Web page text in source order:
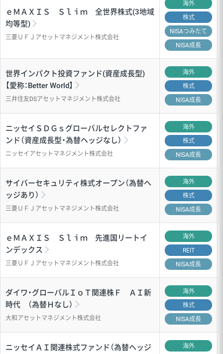
ｅＭＡＸＩＳ Ｓｌｉｍ 全世界株式(3地域
均等型)
三菱ＵＦＪアセットマネジメント株式会社
海外
株式
NISAつみたて
NISA成長
世界インパクト投資ファンド(資産成長型)
【愛称：Better World】
三井住友DSアセットマネジメント株式会社
海外
株式
NISA成長
ニッセイＳＤＧｓグローバルセレクトファ
ンド（資産成長型・為替ヘッジなし）
ニッセイアセットマネジメント株式会社
海外
株式
NISA成長
サイバーセキュリティ株式オープン（為替ヘ
ッジあり）
三菱ＵＦＪアセットマネジメント株式会社
海外
株式
NISA成長
ｅＭＡＸＩＳ Ｓｌｉｍ 先進国リートイ
ンデックス
三菱ＵＦＪアセットマネジメント株式会社
海外
REIT
NISA成長
ダイワ・グローバルＩｏＴ関連株Ｆ ＡＩ新
時代 （為替Ｈなし）
大和アセットマネジメント株式会社
海外
株式
NISA成長
ニッセイＡＩ関連株式ファンド（為替ヘッジ
海外